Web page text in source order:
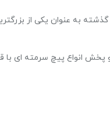
به عنوان یکی از
پخش انواع پیچ سرمته ای